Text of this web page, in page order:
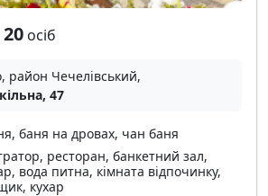
20 осіб
район Чечелівський,
47
баня на дровах, чан баня
ресторан, банкетний зал,
вода питна, кімната відпочинку,
кухар